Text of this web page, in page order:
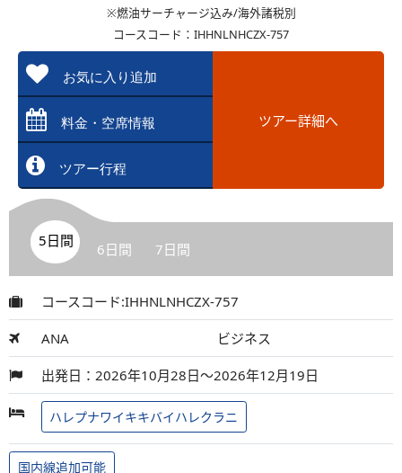
※燃油サーチャージ込み/海外諸税別
コースコード：IHHNLNHCZX-757
お気に入り追加
料金・空席情報
ツアー行程
ツアー詳細へ
5日間 6日間 7日間
コースコード:IHHNLNHCZX-757
ANA ビジネス
出発日：2026年10月28日～2026年12月19日
ハレプナワイキキバイハレクラニ
国内線追加可能